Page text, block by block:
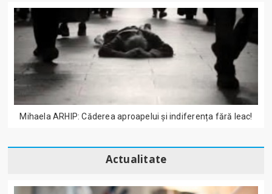
Mihaela ARHIP: Căderea aproapelui și indiferența fără leac!
Actualitate